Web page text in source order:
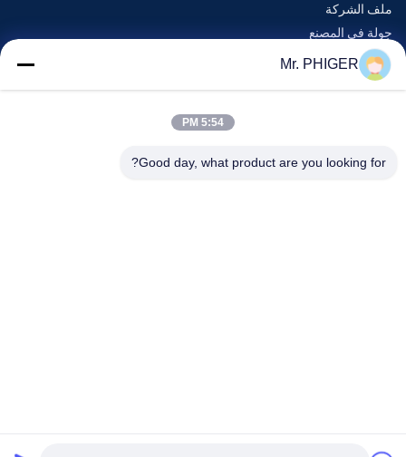
ملف الشركة
جولة في المصنع
مراقبة الجودة
خريطة الموقع
الأحداث
Mr. PHIGER
5:54 PM
Good day, what product are you looking for?